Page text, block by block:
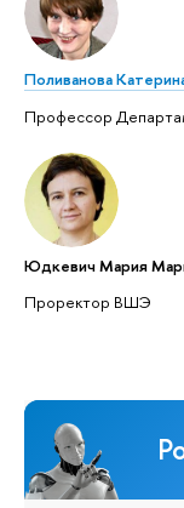
Поливанова
Профессор
Юдкевич Мария
Проректор ВШЭ